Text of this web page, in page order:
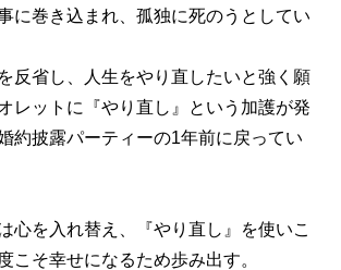
に巻き込まれ、孤独に死のうとしてい
反省し、人生をやり直したいと強く願
レットに『やり直し』という加護が発
約披露パーティーの1年前に戻ってい
心を入れ替え、『やり直し』を使いこ
こそ幸せになるため歩み出す。